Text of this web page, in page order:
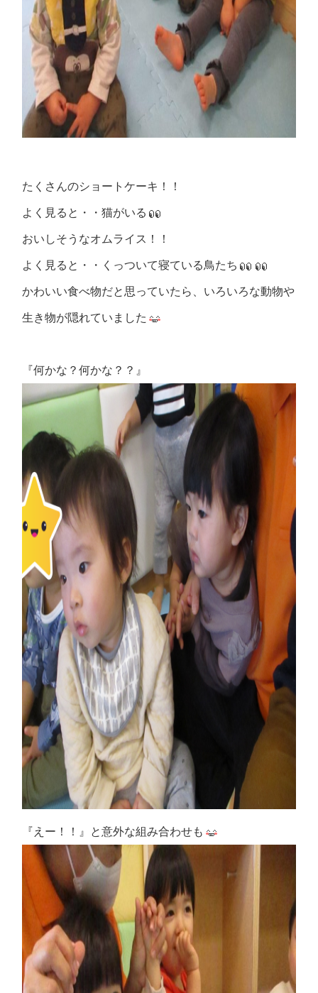
たくさんのショートケーキ！！
よく見ると・・猫がいる
おいしそうなオムライス！！
よく見ると・・くっついて寝ている鳥たち
かわいい食べ物だと思っていたら、いろいろな動物や
生き物が隠れていました
『何かな？何かな？？』
『えー！！』と意外な組み合わせも